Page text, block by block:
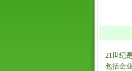
21世纪
包括企